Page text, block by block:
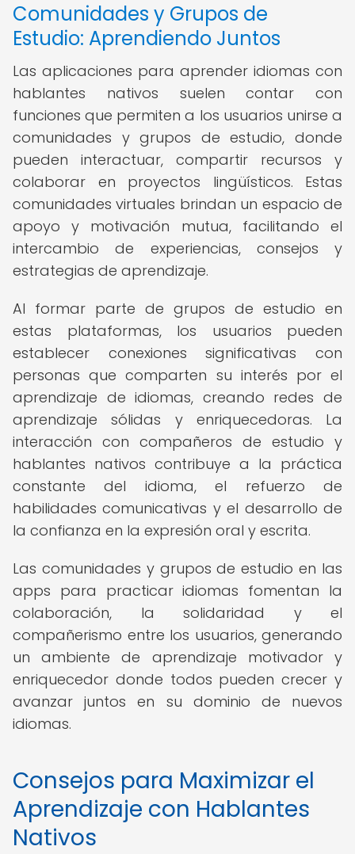
Comunidades y Grupos de
Estudio: Aprendiendo Juntos
Las aplicaciones para aprender idiomas con
hablantes nativos suelen contar con
funciones que permiten a los usuarios unirse a
comunidades y grupos de estudio, donde
pueden interactuar, compartir recursos y
colaborar en proyectos lingüísticos. Estas
comunidades virtuales brindan un espacio de
apoyo y motivación mutua, facilitando el
intercambio de experiencias, consejos y
estrategias de aprendizaje.
Al formar parte de grupos de estudio en
estas plataformas, los usuarios pueden
establecer conexiones significativas con
personas que comparten su interés por el
aprendizaje de idiomas, creando redes de
aprendizaje sólidas y enriquecedoras. La
interacción con compañeros de estudio y
hablantes nativos contribuye a la práctica
constante del idioma, el refuerzo de
habilidades comunicativas y el desarrollo de
la confianza en la expresión oral y escrita.
Las comunidades y grupos de estudio en las
apps para practicar idiomas fomentan la
colaboración, la solidaridad y el
compañerismo entre los usuarios, generando
un ambiente de aprendizaje motivador y
enriquecedor donde todos pueden crecer y
avanzar juntos en su dominio de nuevos
idiomas.
Consejos para Maximizar el
Aprendizaje con Hablantes
Nativos